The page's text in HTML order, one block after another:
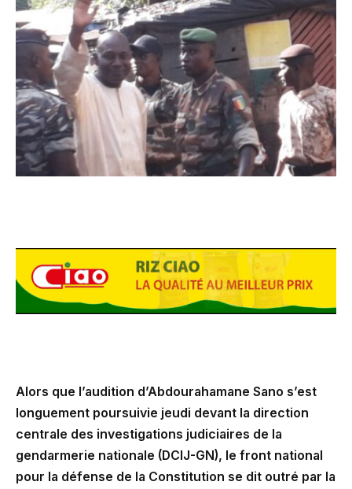
Alors que l’audition d’Abdourahamane Sano s’est
longuement poursuivie jeudi devant la direction
centrale des investigations judiciaires de la
gendarmerie nationale (DCIJ-GN), le front national
pour la défense de la Constitution se dit outré par la